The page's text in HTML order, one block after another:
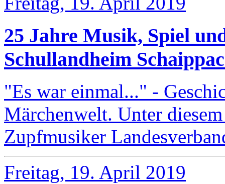
25 Jahre Musik, Spiel
Schullandheim
"Es war einmal..." -
Märchenwelt. Unter
Zupfmusiker
Freitag, 19. April 2019